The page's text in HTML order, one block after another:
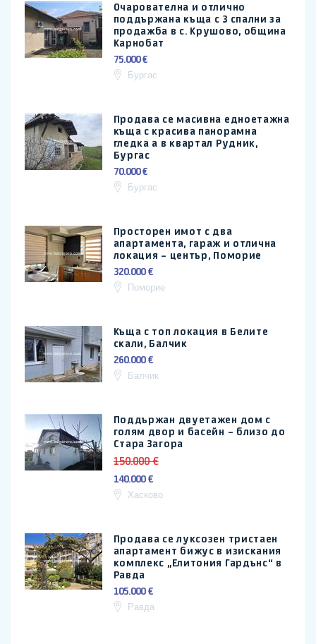
Очарователна и отлично
поддържана къща с 3 спални за
продажба в с. Крушово, община
Карнобат
75.000 €
Бургас
Продава се масивна едноетажна
къща с красива панорамна
гледка а в квартал Рудник,
Бургас
70.000 €
Бургас
Просторен имот с два
апартамента, гараж и отлична
локация – център, Поморие
320.000 €
Поморие
Къща с топ локация в Белите
скали, Балчик
260.000 €
Балчик
Поддържан двуетажен дом с
голям двор и басейн – близо до
Стара Загора
150.000 €
140.000 €
Хасково
Продава се луксозен тристаен
апартамент бижус в изискания
комплекс „Елитония Гардънс“ в
Равда
105.000 €
Равда